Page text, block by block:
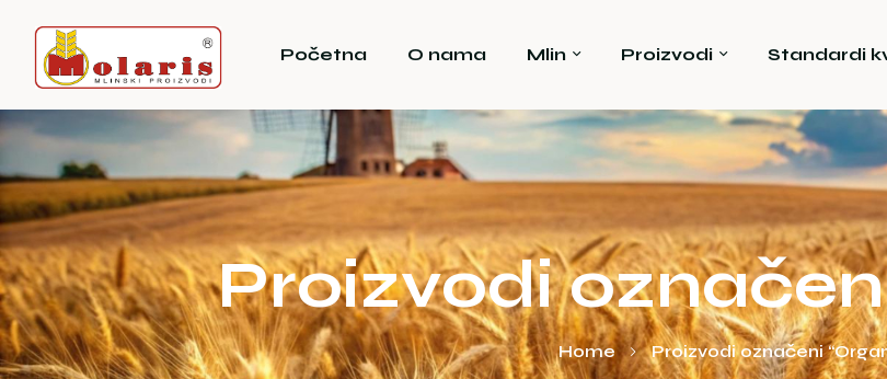
Početna O nama Mlin Proizvodi Standardi
Proizvodi
Home Proizvodi označeni